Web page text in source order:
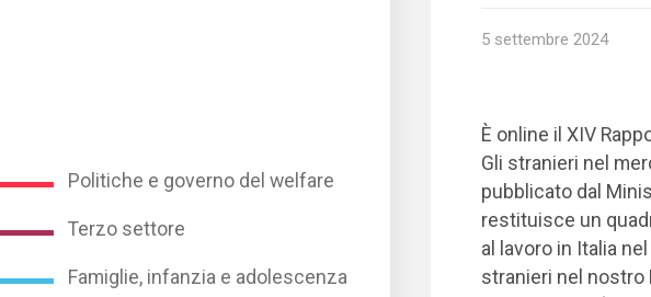
Politiche e governo del welfare
Terzo settore
Famiglie, infanzia e adolescenza
5 settembre 2024
È online il XIV
Gli stranieri nel
pubblicato dal
restituisce un
al lavoro in Italia
stranieri nel nostro